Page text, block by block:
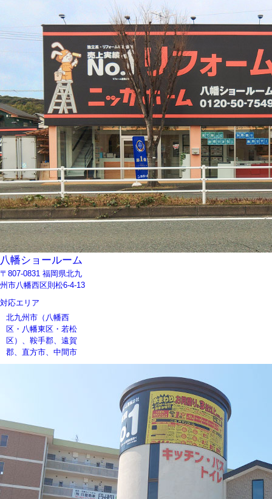
八幡ショールーム
〒807-0831 福岡県北九
州市八幡西区則松6-4-13
対応エリア
北九州市（八幡西
区・八幡東区・若松
区）、鞍手郡、遠賀
郡、直方市、中間市